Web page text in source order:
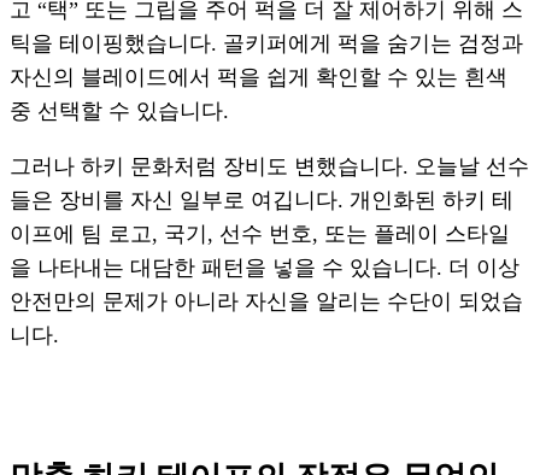
고 “택” 또는 그립을 주어 퍽을 더 잘 제어하기 위해 스
틱을 테이핑했습니다. 골키퍼에게 퍽을 숨기는 검정과
자신의 블레이드에서 퍽을 쉽게 확인할 수 있는 흰색
중 선택할 수 있습니다.
그러나 하키 문화처럼 장비도 변했습니다. 오늘날 선수
들은 장비를 자신 일부로 여깁니다. 개인화된 하키 테
이프에 팀 로고, 국기, 선수 번호, 또는 플레이 스타일
을 나타내는 대담한 패턴을 넣을 수 있습니다. 더 이상
안전만의 문제가 아니라 자신을 알리는 수단이 되었습
니다.